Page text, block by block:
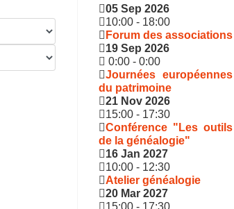
05 Sep 2026
10:00 - 18:00
Forum des associations
19 Sep 2026
0:00 - 0:00
Journées européennes
du patrimoine
21 Nov 2026
15:00 - 17:30
Conférence "Les outils
de la généalogie"
16 Jan 2027
10:00 - 12:30
Atelier généalogie
20 Mar 2027
15:00 - 17:30